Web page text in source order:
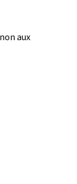
aux